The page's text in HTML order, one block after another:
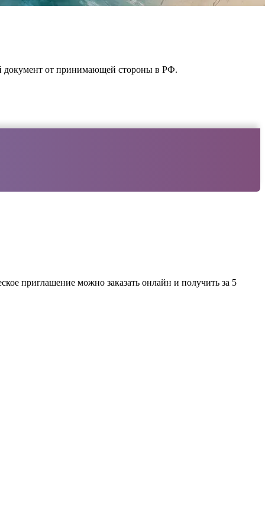
документ от принимающей стороны в РФ.
приглашение можно заказать онлайн и получить за 5